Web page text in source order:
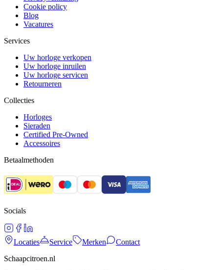
Cookie policy
Blog
Vacatures
Services
Uw horloge verkopen
Uw horloge inruilen
Uw horloge servicen
Retourneren
Collecties
Horloges
Sieraden
Certified Pre-Owned
Accessoires
Betaalmethoden
Socials
Locaties Service Merken
Contact
Schaapcitroen.nl